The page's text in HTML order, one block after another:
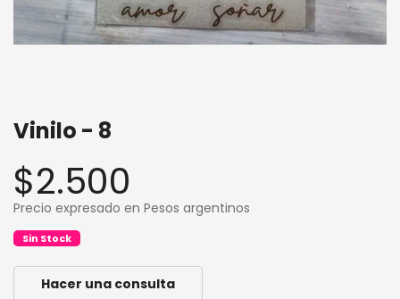
Vinilo - 8
$2.500
Precio expresado en Pesos argentinos
Sin Stock
Hacer una consulta